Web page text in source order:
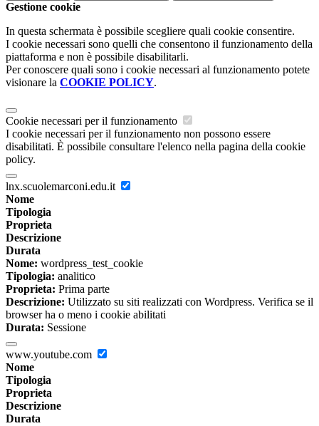
Gestione cookie
In questa schermata è possibile scegliere quali cookie consentire.
I cookie necessari sono quelli che consentono il funzionamento della
piattaforma e non è possibile disabilitarli.
Per conoscere quali sono i cookie necessari al funzionamento potete
visionare la COOKIE POLICY.
Cookie necessari per il funzionamento
I cookie necessari per il funzionamento non possono essere
disabilitati. È possibile consultare l'elenco nella pagina della cookie
policy.
lnx.scuolemarconi.edu.it
Nome
Tipologia
Proprieta
Descrizione
Durata
Nome: wordpress_test_cookie
Tipologia: analitico
Proprieta: Prima parte
Descrizione: Utilizzato su siti realizzati con Wordpress. Verifica se il
browser ha o meno i cookie abilitati
Durata: Sessione
www.youtube.com
Nome
Tipologia
Proprieta
Descrizione
Durata